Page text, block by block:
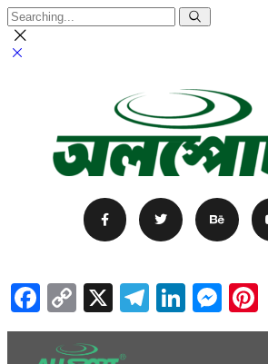
Facebook
Copy
Link
X Telegram